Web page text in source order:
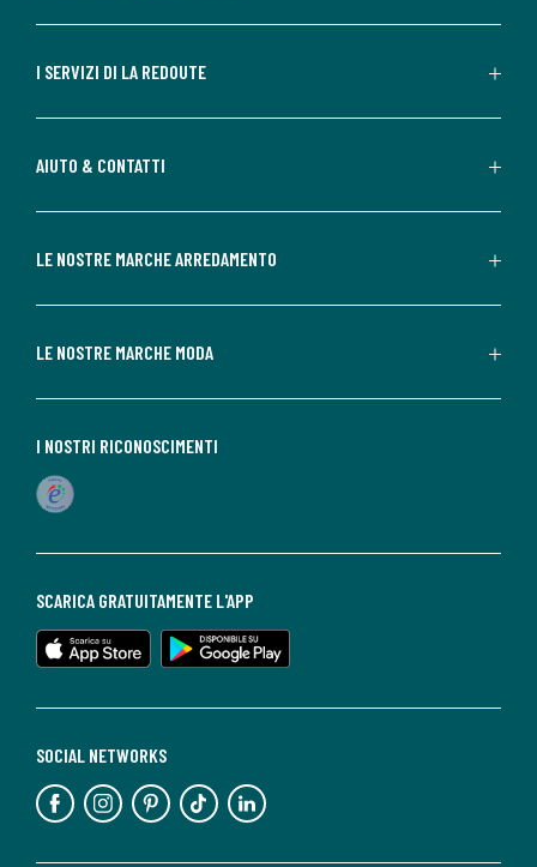
I SERVIZI DI LA REDOUTE
AIUTO & CONTATTI
LE NOSTRE MARCHE ARREDAMENTO
LE NOSTRE MARCHE MODA
SOCIAL NETWORKS
SCARICA GRATUITAMENTE L'APP
I NOSTRI RICONOSCIMENTI